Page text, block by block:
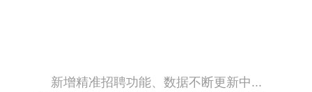
新增精准招聘功能、数据不断更新中...